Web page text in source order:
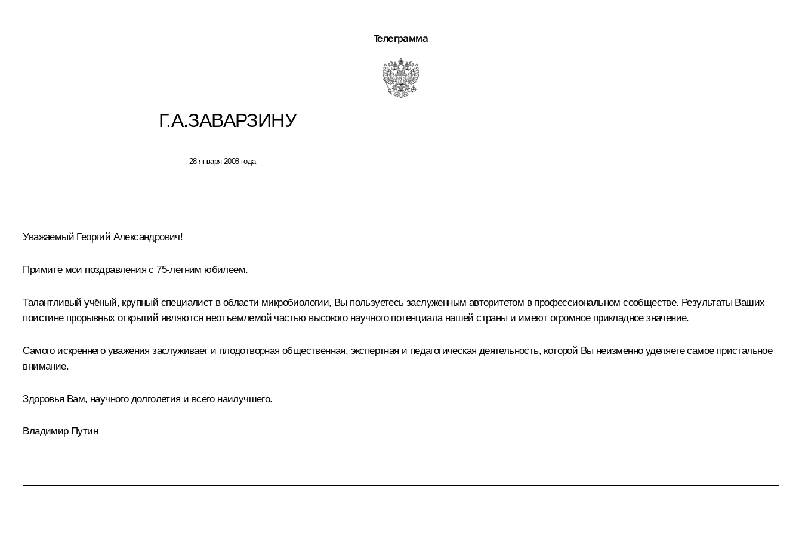
Телеграмма
Г.А.ЗАВАРЗИНУ
28 января 2008 года
Уважаемый Георгий Александрович!
Примите мои поздравления с 75-летним юбилеем.
Талантливый учёный, крупный специалист в области микробиологии, Вы пользуетесь заслуженным авторитетом в профессиональном сообществе. Результаты Ваших
поистине прорывных открытий являются неотъемлемой частью высокого научного потенциала нашей страны и имеют огромное прикладное значение.
Самого искреннего уважения заслуживает и плодотворная общественная, экспертная и педагогическая деятельность, которой Вы неизменно уделяете самое пристальное
внимание.
Здоровья Вам, научного долголетия и всего наилучшего.
Владимир Путин